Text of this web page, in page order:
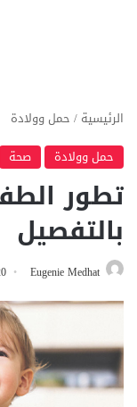
الرئيسية / حمل وولادة
حمل وولادة
صحة
تطور
بالتفصيل
Eugenie Medhat
20